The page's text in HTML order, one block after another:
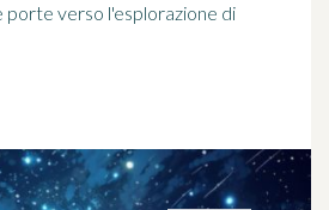
verso l'esplorazione di